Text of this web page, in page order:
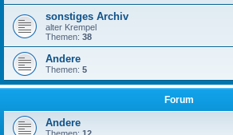
sonstiges Archiv
alter Krempel
Themen: 38
Andere
Themen: 5
Forum
Andere